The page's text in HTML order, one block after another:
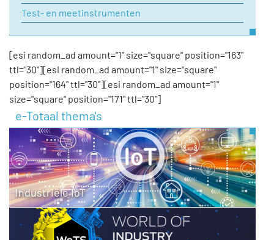
Test- en meetinstrumenten
[esi random_ad amount="1" size="square" position="163"
ttl="30"][esi random_ad amount="1" size="square"
position="164" ttl="30"][esi random_ad amount="1"
size="square" position="171" ttl="30"]
e-Totaal thema's
Industriële IoT